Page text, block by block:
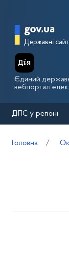
gov.ua
Державні
Єдиний
вебпортал
ДПС у регіоні
Головна